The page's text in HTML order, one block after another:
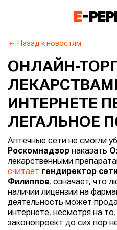
Назад к новостям
ОНЛАЙН-
ИНТЕРНЕТЕ
ЛЕГАЛЬНОЕ
Аптечные сети не смогли
Роскомнадзор наказать
лекарственными
считает гендиректор
Филиппов, означает, что
наличии лицензии на
деятельность может
интернете, несмотря на
законопроект до сих пор